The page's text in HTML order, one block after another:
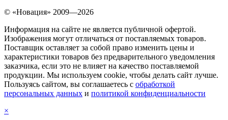
© «Новация» 2009—2026
Информация на сайте не является публичной офертой.
Изображения могут отличаться от поставляемых товаров.
Поставщик оставляет за собой право изменить цены и
характеристики товаров без предварительного уведомления
заказчика, если это не влияет на качество поставляемой
продукции. Мы используем cookie, чтобы делать сайт лучше.
Пользуясь сайтом, вы соглашаетесь с обработкой
персональных данных и политикой конфиденциальности
×